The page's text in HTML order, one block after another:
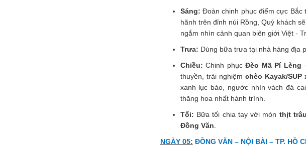
Sáng: Đoàn chinh phục điểm cực Bắc
hãnh trên đỉnh núi Rồng, Quý khách
ngắm nhìn cảnh quan biên giới Việt -
Trưa: Dùng bữa trưa tại nhà hàng địa
Chiều: Chinh phụcĐèo Mã Pí Lèng
thuyền, trải nghiệm chèo Kayak/
xanh lục bảo, ngước nhìn vách đá
thăng hoa nhất hành trình.
Tối: Bữa tối chia tay với món thịt
Đồng Văn
NGÀY 05: ĐỒNG VĂN – NỘI BÀI – TP. HỒ